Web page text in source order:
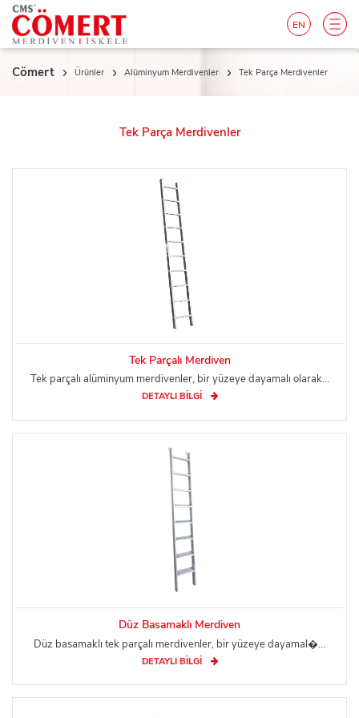
EN
Cömert Ürünler Alüminyum Merdivenler Tek Parça Merdivenler
Tek Parça Merdivenler
Tek Parçalı Merdiven
Tek parçalı alüminyum merdivenler, bir yüzeye dayamalı olarak...
DETAYLI BİLGİ
Düz Basamaklı Merdiven
Düz basamaklı tek parçalı merdivenler, bir yüzeye dayamal�...
DETAYLI BİLGİ